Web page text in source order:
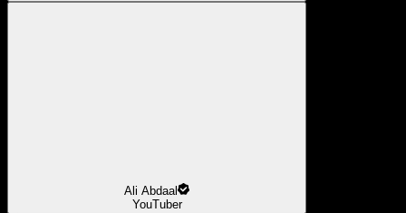
Ali Abdaal
YouTuber